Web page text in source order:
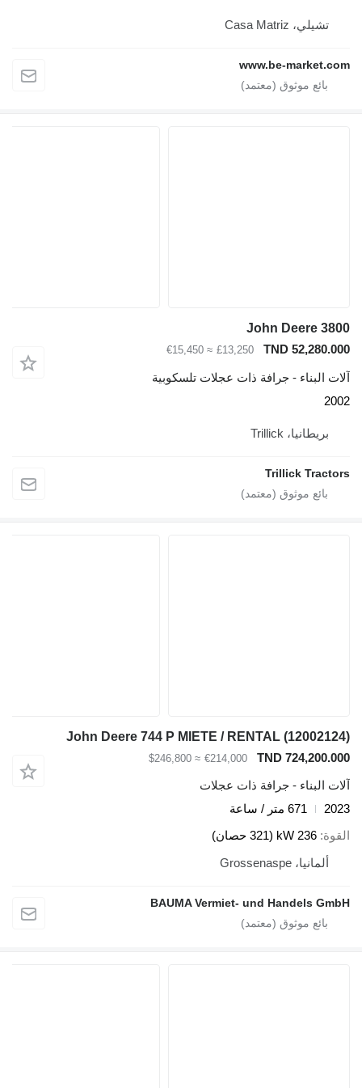
تشيلي، Casa Matriz
www.be-market.com
John Deere 3800
TND 52,280.000
£13,250
≈ €15,450
آلات البناء - جرافة ذات عجلات تلسكوبية
2002
بريطانيا، Trillick
Trillick Tractors
John Deere 744 P MIETE / RENTAL (12002124)
TND 724,200.000
€214,000
≈ $246,800
آلات البناء - جرافة ذات عجلات
2023
671 متر / ساعة
القوة 236 kW (321 حصان)
ألمانيا، Grossenaspe
BAUMA Vermiet- und Handels GmbH